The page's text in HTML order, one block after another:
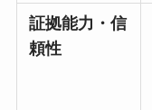
証拠能力・信
頼性